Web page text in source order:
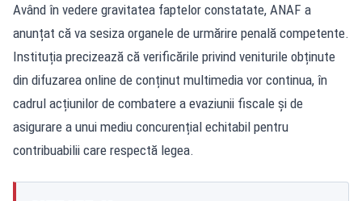
Având în vedere gravitatea faptelor constatate, ANAF a
anunțat că va sesiza organele de urmărire penală competente.
Instituția precizează că verificările privind veniturile obținute
din difuzarea online de conținut multimedia vor continua, în
cadrul acțiunilor de combatere a evaziunii fiscale și de
asigurare a unui mediu concurențial echitabil pentru
contribuabilii care respectă legea.